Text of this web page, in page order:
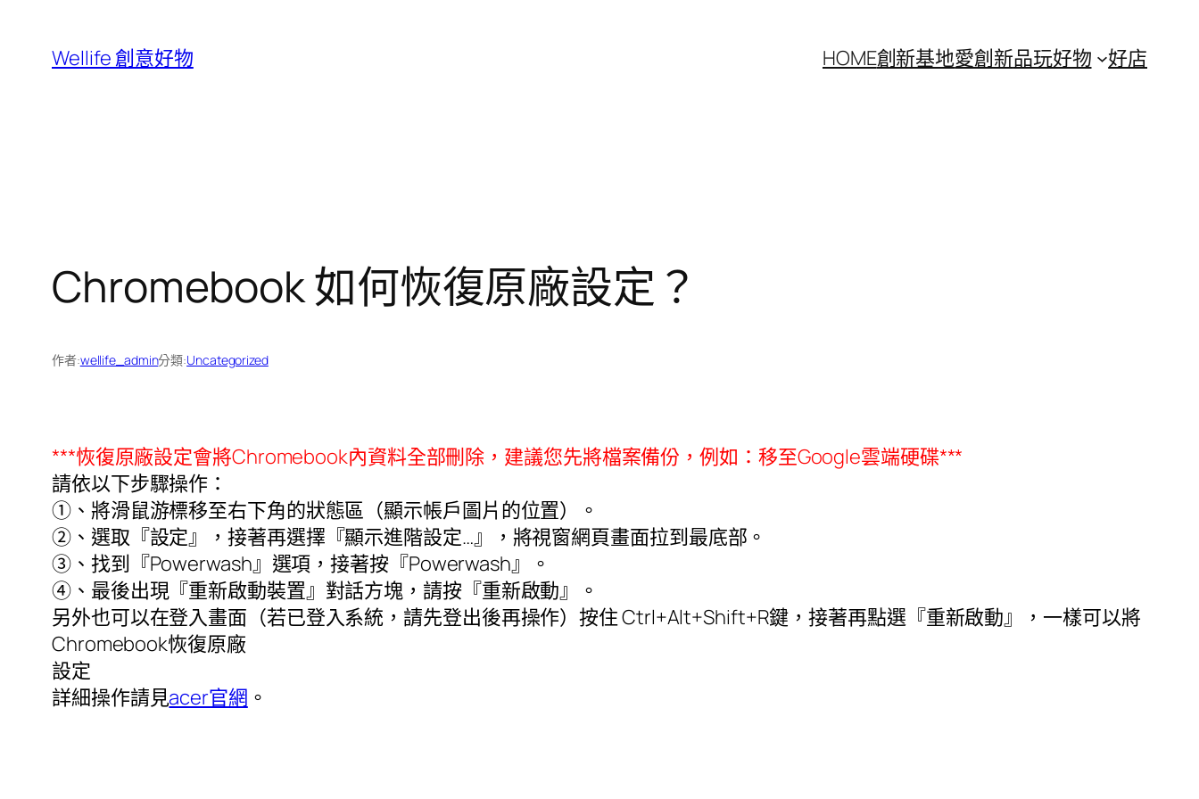
Wellife 創意好物 HOME創新基地愛創新品玩好物 好店
Chromebook 如何恢復原廠設定？
作者:wellife_admin分類:Uncategorized
***恢復原廠設定會將Chromebook內資料全部刪除，建議您先將檔案備份，例如：移至Google雲端硬碟***
請依以下步驟操作：
①、將滑鼠游標移至右下角的狀態區（顯示帳戶圖片的位置）。
②、選取『設定』，接著再選擇『顯示進階設定…』，將視窗網頁畫面拉到最底部。
③、找到『Powerwash』選項，接著按『Powerwash』。
④、最後出現『重新啟動裝置』對話方塊，請按『重新啟動』。
另外也可以在登入畫面（若已登入系統，請先登出後再操作）按住Ctrl+Alt+Shift+R鍵，接著再點選『重新啟動』，一樣可以將
Chromebook恢復原廠
設定
詳細操作請見acer官網 。